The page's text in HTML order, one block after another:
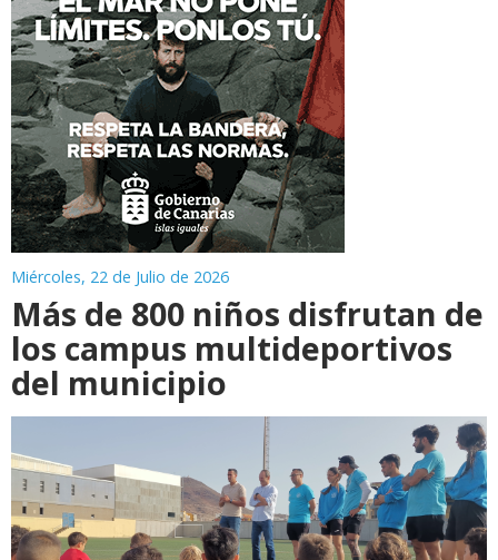
Miércoles, 22 de Julio de 2026
Más de 800 niños disfrutan de
los campus multideportivos
del municipio